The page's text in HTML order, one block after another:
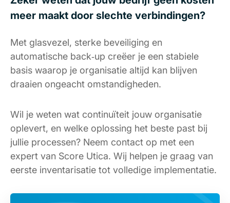
meer maakt door slechte verbindingen?
Met glasvezel, sterke beveiliging en
automatische back‑up creëer je een stabiele
basis waarop je organisatie altijd kan blijven
draaien ongeacht omstandigheden.
Wil je weten wat continuïteit jouw organisatie
oplevert, en welke oplossing het beste past bij
jullie processen? Neem contact op met een
expert van Score Utica. Wij helpen je graag van
eerste inventarisatie tot volledige implementatie.